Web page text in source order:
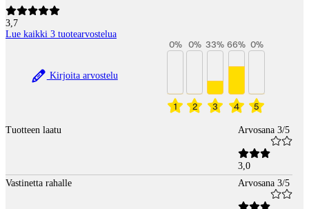
3,7
Lue kaikki 3 tuotearvostelua
Kirjoita arvostelu
1
0%
2
0%
3
33%
4
66%
5
0%
Tuotteen laatu Arvosana 3/5
3,0
Vastinetta rahalle
Arvosana 3/5